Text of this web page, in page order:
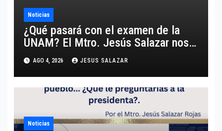
Noticias
¿Qué pasará con el examen de la
UNAM? El Mtro. Jesús Salazar nos
comparte un análisis certero y al
grano respecto a este tema.
AGO 4, 2026 JESUS SALAZAR
Noticias